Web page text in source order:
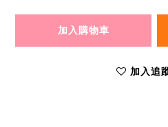
加入購物車
加入追